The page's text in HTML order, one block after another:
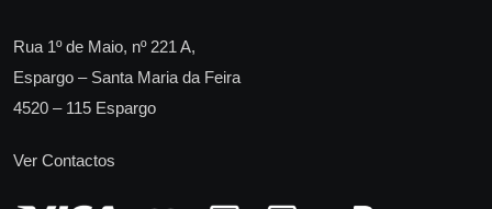
Rua 1º de Maio, nº 221 A,
Espargo – Santa Maria da Feira
4520 – 115 Espargo
Ver Contactos